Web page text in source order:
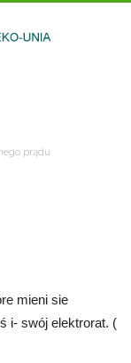
prądu
mieni sie
i- swój elektrorat. (